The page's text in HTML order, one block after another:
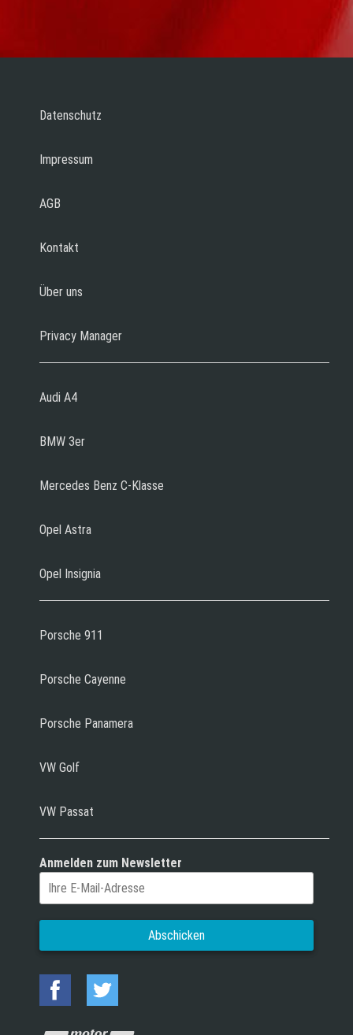
Datenschutz
Impressum
AGB
Kontakt
Über uns
Privacy Manager
Audi A4
BMW 3er
Mercedes Benz C-Klasse
Opel Astra
Opel Insignia
Porsche 911
Porsche Cayenne
Porsche Panamera
VW Golf
VW Passat
Anmelden zum Newsletter